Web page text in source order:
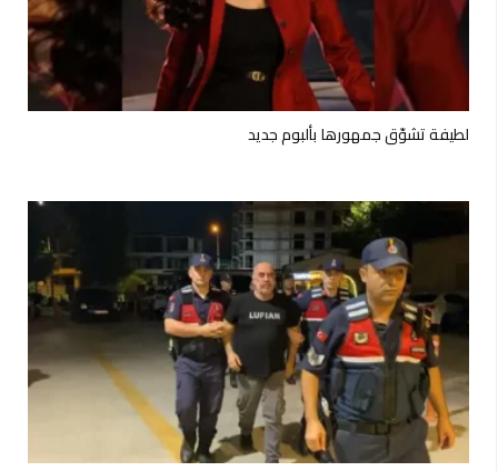
لطيفة تشوّق جمهورها بألبوم جديد